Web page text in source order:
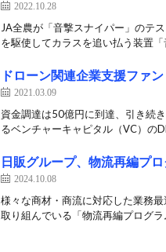
2022.10.28
JA全農が「音撃スナイパー」のテ
を駆使してカラスを追い払う装置
ドローン関連企業支援ファ
2021.03.09
資金調達は50億円に到達、引き続
るベンチャーキャピタル（VC）の
日販グループ、物流再編プ
2024.10.08
様々な商材・商流に対応した業務
取り組んでいる「物流再編プログ